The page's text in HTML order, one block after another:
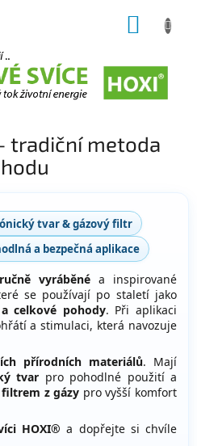
tradiční metoda
tvar & gázový filtr
a bezpečná aplikace
ručně vyráběnéa inspirované
se používají po staletí jako
celkové pohody. Při aplikaci
a stimulaci, která navozuje
přírodních materiálů. Mají
tvar pro pohodlné použití a
z gázy pro vyšší komfort
HOXI® a dopřejte si chvíle